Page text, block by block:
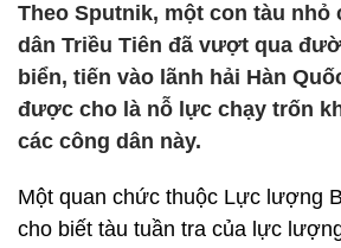
Theo Sputnik, một con tàu nhỏ
dân Triều Tiên đã vượt qua
biển, tiến vào lãnh hải Hàn
được cho là nỗ lực chạy trốn
các công dân này.
Một quan chức thuộc Lực lượng
cho biết tàu tuần tra của lực